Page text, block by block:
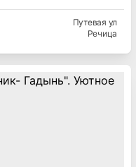
Путевая ул
Речица